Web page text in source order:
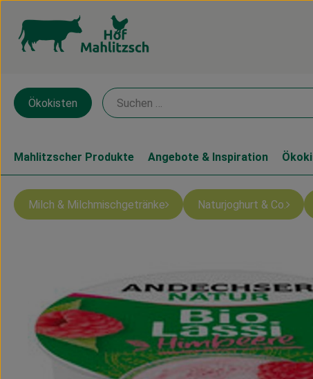
Ökokisten
Mahlitzscher Produkte Angebote & Inspiration
Milch & Milchmischgetränke Naturjoghurt & Co.